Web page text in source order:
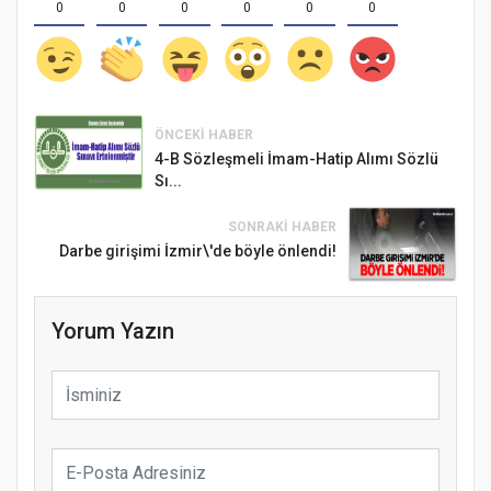
0 0 0 0 0 0
ÖNCEKI HABER
4-B Sözleşmeli İmam-Hatip Alımı Sözlü
Sı...
SONRAKI HABER
Darbe girişimi İzmir\'de böyle önlendi!
Yorum Yazın
Samsun Atakum’da Ayasofya Camii
Etkinliği